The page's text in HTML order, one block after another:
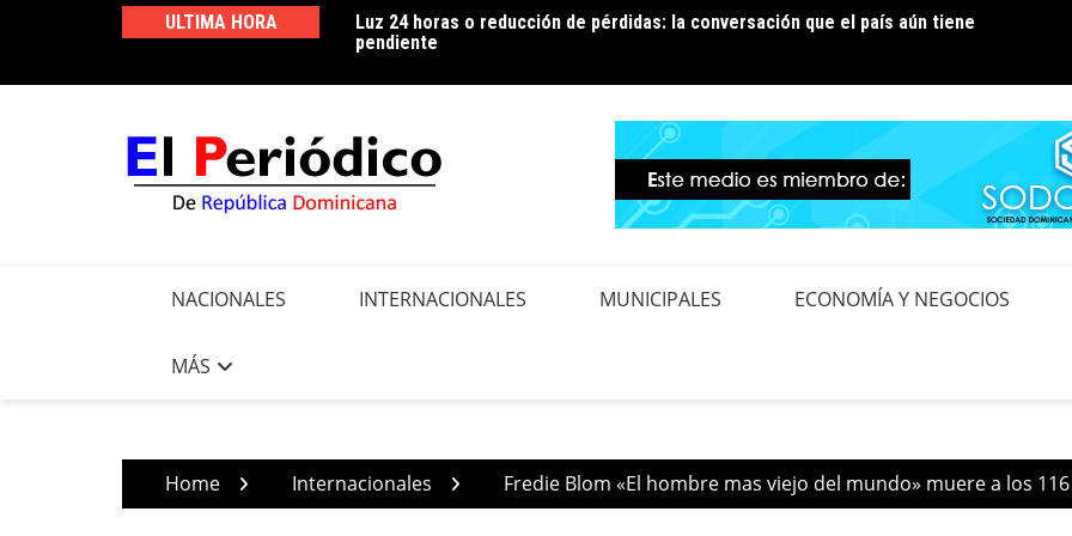
ULTIMA HORA
Luz 24 horas o reducción de pérdidas: la conversación que el país aún tiene
pendiente
Edeeste informa apertura temporal de los circuitos EBRI07 y EBRI12 para
realizar trabajos de mejora en la red de distribución
NACIONALES INTERNACIONALES MUNICIPALES ECONOMÍA Y NEGOCIOS
MÁS
Home Internacionales Fredie Blom «El hombre mas viejo del mundo» muere a los